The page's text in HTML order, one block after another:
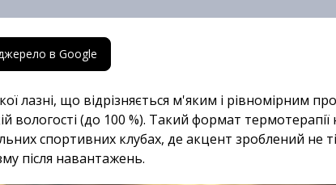
в Google
лазні, що відрізняється м'яким і рівномірним
вологості (до 100 %). Такий формат
спортивних клубах, де акцент зроблений не
після навантажень.